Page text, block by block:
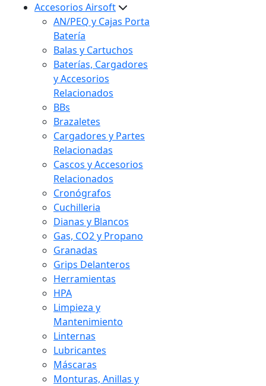
Accesorios Airsoft
AN/PEQ y Cajas Porta
Batería
Balas y Cartuchos
Baterías, Cargadores
y Accesorios
Relacionados
BBs
Brazaletes
Cargadores y Partes
Relacionadas
Cascos y Accesorios
Relacionados
Cronógrafos
Cuchilleria
Dianas y Blancos
Gas, CO2 y Propano
Granadas
Grips Delanteros
Herramientas
HPA
Limpieza y
Mantenimiento
Linternas
Lubricantes
Máscaras
Monturas, Anillas y